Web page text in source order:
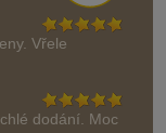
Vřele
dodání. Moc